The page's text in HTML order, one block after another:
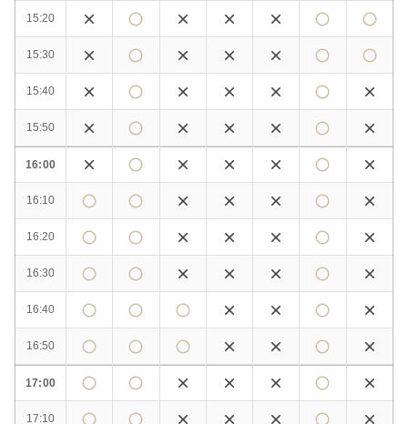
15:20
15:30
15:40
15:50
16:00
16:10
16:20
16:30
16:40
16:50
17:00
17:10